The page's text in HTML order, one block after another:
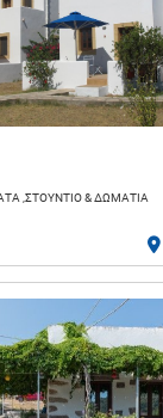
,ΣΤΟΥΝΤΙΟ & ΔΩΜΑΤΙΑ